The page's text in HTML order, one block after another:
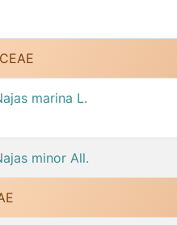
marina L.
minor All.